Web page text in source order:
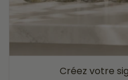
Créez votre